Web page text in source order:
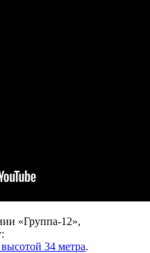
«Группа-12»,
34 метра.